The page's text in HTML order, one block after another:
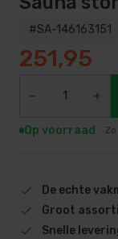
#SA-146163151
251,95
Op voorraad
De echte
Groot
Snelle